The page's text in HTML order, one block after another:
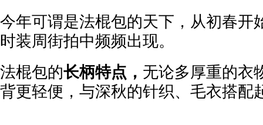
今年可谓是法棍包的天下，从初春开
时装周街拍中频频出现。
法棍包的长柄特点， 无论多厚重的衣
背更轻便，与深秋的针织、毛衣搭配